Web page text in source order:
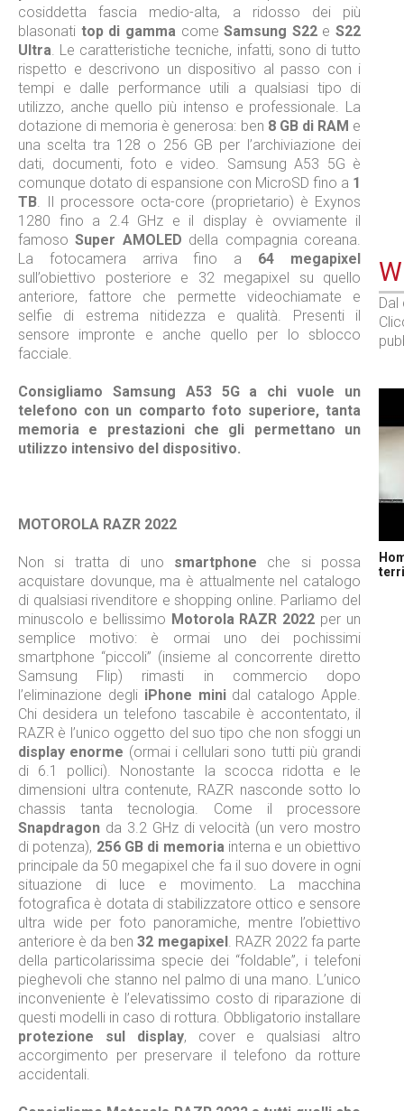
cosiddetta fascia medio-alta, a ridosso dei più
blasonati top di gammacomeSamsung S22e S22
Ultra. Le caratteristiche tecniche, infatti, sono di tutto
rispetto e descrivono un dispositivo al passo con i
tempi e dalle performance utili a qualsiasi tipo di
utilizzo, anche quello più intenso e professionale. La
dotazione di memoria è generosa: ben 8 GB di RAM e
una scelta tra 128 o 256 GB per l’archiviazione dei
dati, documenti, foto e video. Samsung A53 5G è
comunque dotato di espansione con MicroSD fino a 1
TB. Il processore octa-core (proprietario) è Exynos
1280 fino a 2.4 GHz e il display è ovviamente il
famosoSuper AMOLED della compagnia coreana.
La fotocamera arriva fino a 64 megapixel
sull’obiettivo posteriore e 32 megapixel su quello
anteriore, fattore che permette videochiamate e
selfie di estrema nitidezza e qualità. Presenti il
sensore impronte e anche quello per lo sblocco
facciale.
Consigliamo Samsung A53 5G a chi vuole un
telefono con un comparto foto superiore, tanta
memoria e prestazioni che gli permettano un
utilizzo intensivo del dispositivo.
MOTOROLA RAZR 2022
Non si tratta di uno smartphone che si possa
acquistare dovunque, ma è attualmente nel catalogo
di qualsiasi rivenditore e shopping online. Parliamo del
minuscolo e bellissimo Motorola RAZR 2022 per un
semplice motivo: è ormai uno dei pochissimi
smartphone “piccoli” (insieme al concorrente diretto
Samsung Flip) rimasti in commercio dopo
l’eliminazione degli iPhone minidal catalogo Apple.
Chi desidera un telefono tascabile è accontentato, il
RAZR è l’unico oggetto del suo tipo che non sfoggi un
display enorme (ormai i cellulari sono tutti più grandi
di 6.1 pollici). Nonostante la scocca ridotta e le
dimensioni ultra contenute, RAZR nasconde sotto lo
chassis tanta tecnologia. Come il processore
Snapdragon da 3.2 GHz di velocità (un vero mostro
di potenza), 256 GB di memoriainterna e un obiettivo
principale da 50 megapixel che fa il suo dovere in ogni
situazione di luce e movimento. La macchina
fotografica è dotata di stabilizzatore ottico e sensore
ultra wide per foto panoramiche, mentre l’obiettivo
anteriore è da ben32 megapixel . RAZR 2022 fa parte
della particolarissima specie dei “foldable”, i telefoni
pieghevoli che stanno nel palmo di una mano. L’unico
inconveniente è l’elevatissimo costo di riparazione di
questi modelli in caso di rottura. Obbligatorio installare
protezione sul display, cover e qualsiasi altro
accorgimento per preservare il telefono da rotture
accidentali.